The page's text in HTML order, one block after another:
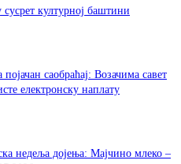
културној баштини
саобраћај: Возачима савет
електронску наплату
недеља дојења: Мајчино млеко –